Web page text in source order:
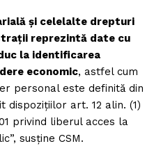
și celelalte drepturi
reprezintă date cu
la identificarea
economic, astfel cum
personal este definită din
dispozițiilor art. 12 alin. (1)
privind liberul acces la
susține CSM.